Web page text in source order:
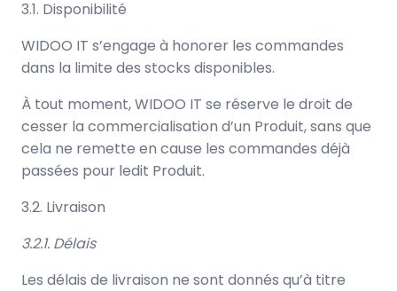
3.1. Disponibilité
WIDOO IT s’engage à honorer les commandes
dans la limite des stocks disponibles.
À tout moment, WIDOO IT se réserve le droit de
cesser la commercialisation d’un Produit, sans que
cela ne remette en cause les commandes déjà
passées pour ledit Produit.
3.2. Livraison
3.2.1. Délais
Les délais de livraison ne sont donnés qu’à titre